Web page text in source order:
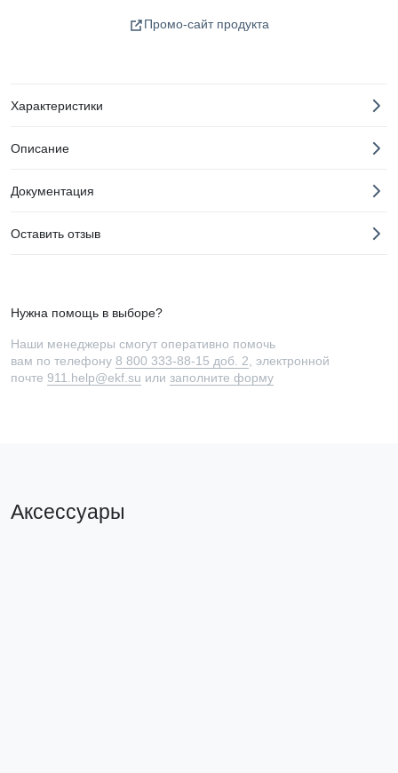
Промо-сайт продукта
Характеристики
Описание
Документация
Оставить отзыв
Нужна помощь в выборе?
Наши менеджеры смогут оперативно помочь
вам по телефону 8 800 333-88-15 доб. 2 , электронной
почте 911.help@ekf.su или заполните форму
Аксессуары